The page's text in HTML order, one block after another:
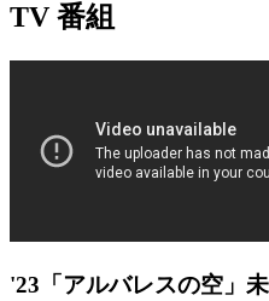
TV 番組
'23「アルバレスの空」